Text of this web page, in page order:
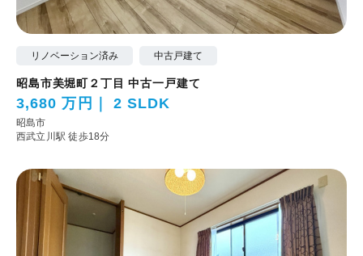
リノベーション済み 中古戸建て
昭島市美堀町２丁目 中古一戸建て
3,680 万円 2 SLDK
昭島市
西武立川駅 徒歩18分